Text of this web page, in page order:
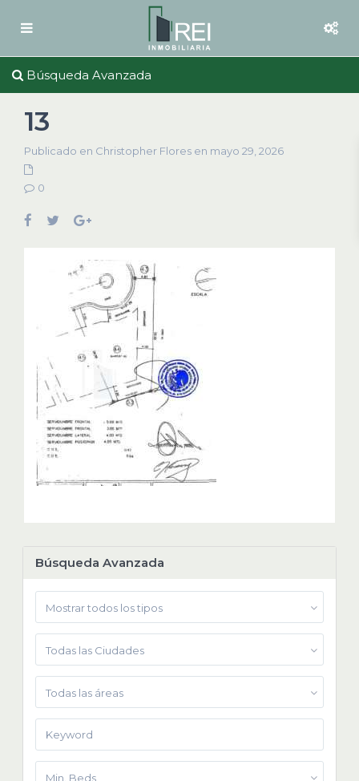
Búsqueda Avanzada
13
Publicado en Christopher Flores en mayo 29, 2026
0
Búsqueda Avanzada
Mostrar todos los tipos
Todas las Ciudades
Todas las áreas
Min. Beds